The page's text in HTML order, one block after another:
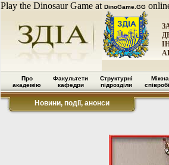
Play the Dinosaur Game at DinoGame.GG
Про
академію
Факультети
кафедри
Структурні
підрозділи
Новини, події, анонси